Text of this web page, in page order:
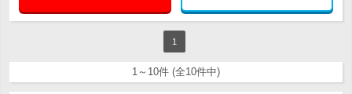
1
1～10件 (全10件中)